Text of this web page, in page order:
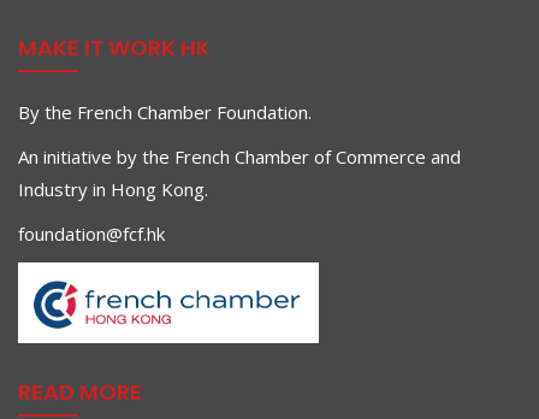
MAKE IT WORK HK
By the French Chamber Foundation.
An initiative by the French Chamber of Commerce and
Industry in Hong Kong.
foundation@fcf.hk
READ MORE